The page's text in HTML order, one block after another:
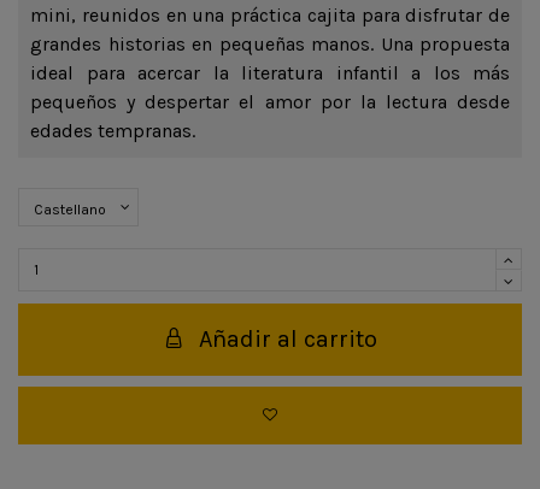
mini, reunidos en una práctica cajita para disfrutar de
grandes historias en pequeñas manos. Una propuesta
ideal para acercar la literatura infantil a los más
pequeños y despertar el amor por la lectura desde
edades tempranas.
Añadir al carrito